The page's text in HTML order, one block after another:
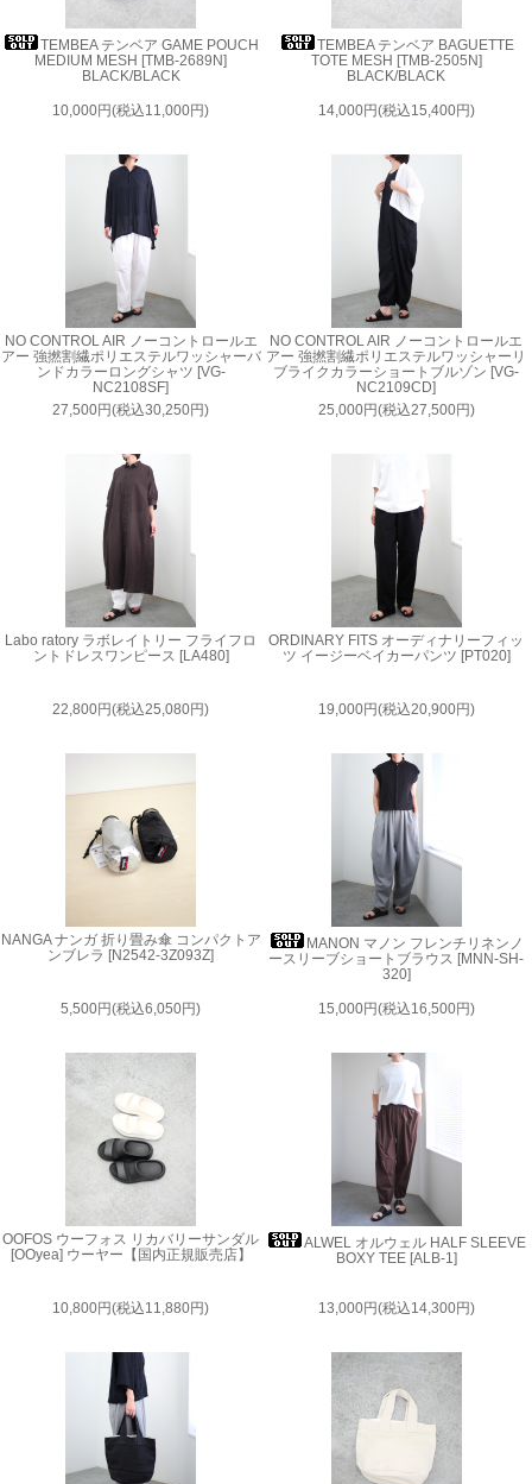
TEMBEA テンベア GAME POUCH
MEDIUM MESH [TMB-2689N]
BLACK/BLACK
10,000円(税込11,000円)
TEMBEA テンベア BAGUETTE
TOTE MESH [TMB-2505N]
BLACK/BLACK
14,000円(税込15,400円)
NO CONTROL AIR ノーコントロールエ
アー 強撚割繊ポリエステルワッシャーバ
ンドカラーロングシャツ [VG-
NC2108SF]
27,500円(税込30,250円)
NO CONTROL AIR ノーコントロールエ
アー 強撚割繊ポリエステルワッシャーリ
ブライクカラーショートブルゾン [VG-
NC2109CD]
25,000円(税込27,500円)
Labo ratory ラボレイトリー フライフロ
ントドレスワンピース [LA480]
22,800円(税込25,080円)
ORDINARY FITS オーディナリーフィッ
ツ イージーベイカーパンツ [PT020]
19,000円(税込20,900円)
NANGA ナンガ 折り畳み傘 コンパクトア
ンブレラ [N2542-3Z093Z]
5,500円(税込6,050円)
MANON マノン フレンチリネンノ
ースリーブショートブラウス [MNN-SH-
320]
15,000円(税込16,500円)
OOFOS ウーフォス リカバリーサンダル
[OOyea] ウーヤー【国内正規販売店】
10,800円(税込11,880円)
ALWEL オルウェル HALF SLEEVE
BOXY TEE [ALB-1]
13,000円(税込14,300円)